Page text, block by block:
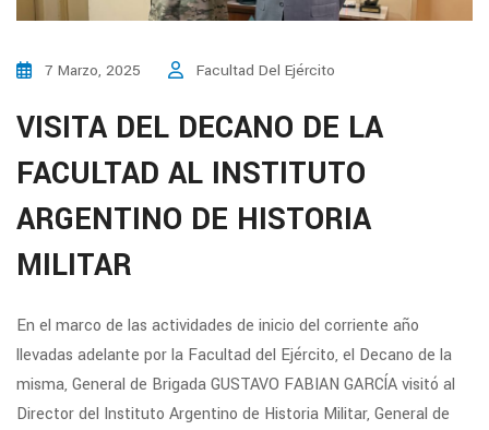
7 Marzo, 2025 Facultad Del Ejército
VISITA DEL DECANO DE LA
FACULTAD AL INSTITUTO
ARGENTINO DE HISTORIA
MILITAR
En el marco de las actividades de inicio del corriente año
llevadas adelante por la Facultad del Ejército, el Decano de la
misma, General de Brigada GUSTAVO FABIAN GARCÍA visitó al
Director del Instituto Argentino de Historia Militar, General de